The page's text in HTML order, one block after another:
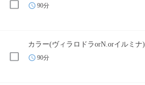
90分
カラー(ヴィラロドラorN.orイルミナ)
90分